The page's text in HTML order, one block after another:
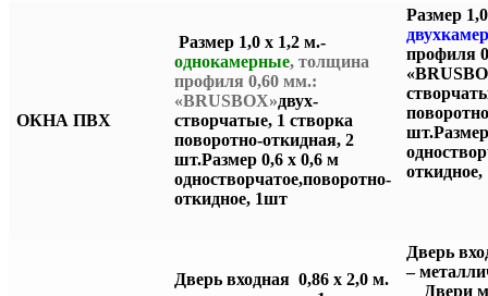
ОКНА ПВХ
Размер 1,0 х 1,2 м.-
однокамерные, толщина
профиля 0,60 мм.:
«BRUSBOX»двух-
створчатые, 1 створка
поворотно-откидная, 2
шт.Размер 0,6 х 0,6 м
одностворчатое,поворотно-
откидное, 1шт
Размер
профиля
Дверь входная 0,86 х 2,0 м.
Дверь
–
Двери